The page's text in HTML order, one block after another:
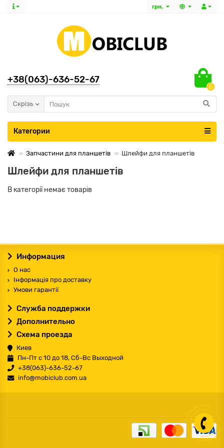
грн.
+38(063)-636-52-67
0
Скрізь
Категории
Запчастини для планшетів Шлейфи для планшетів
Шлейфи для планшетів
В категорії немає товарів
Информация
О нас
Інформація про доставку
Умови гарантії
Служба поддержки
Дополнительно
Схема проезда
Киев
Пн-Пт с 10 до 18, Сб-Вс Выходной
+38(063)-636-52-67
info@mobiclub.com.ua